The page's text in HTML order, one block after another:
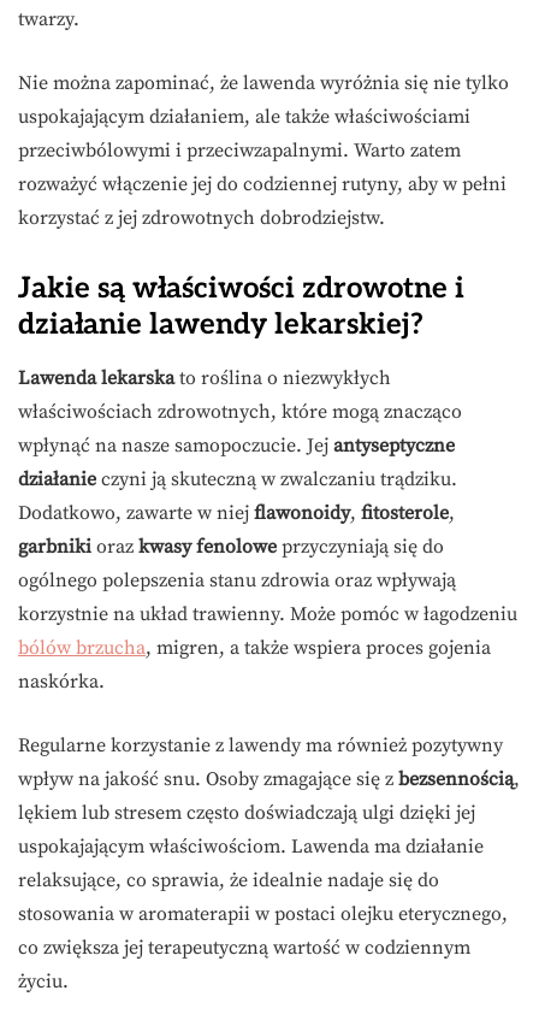
twarzy.
Nie można zapominać, że lawenda wyróżnia się nie tylko
uspokajającym działaniem, ale także właściwościami
przeciwbólowymi i przeciwzapalnymi. Warto zatem
rozważyć włączenie jej do codziennej rutyny, aby w pełni
korzystać z jej zdrowotnych dobrodziejstw.
Jakie są właściwości zdrowotne i
działanie lawendy lekarskiej?
Lawenda lekarskato roślina o niezwykłych
właściwościach zdrowotnych, które mogą znacząco
wpłynąć na nasze samopoczucie. Jej antyseptyczne
działanie czyni ją skuteczną w zwalczaniu trądziku.
Dodatkowo, zawarte w niej flawonoidy, fitosterole,
garbniki oraz kwasy fenolowe przyczyniają się do
ogólnego polepszenia stanu zdrowia oraz wpływają
korzystnie na układ trawienny. Może pomóc w łagodzeniu
bólów brzucha, migren, a także wspiera proces gojenia
naskórka.
Regularne korzystanie z lawendy ma również pozytywny
wpływ na jakość snu. Osoby zmagające się z bezsennością,
lękiem lub stresem często doświadczają ulgi dzięki jej
uspokajającym właściwościom. Lawenda ma działanie
relaksujące, co sprawia, że idealnie nadaje się do
stosowania w aromaterapii w postaci olejku eterycznego,
co zwiększa jej terapeutyczną wartość w codziennym
życiu.